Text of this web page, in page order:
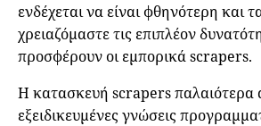
ενδέχεται να είναι φθηνότερη και
χρειαζόμαστε τις επιπλέον
προσφέρουν οι εμπορικά scrapers.
Η κατασκευή scrapers παλαιότερα
εξειδικευμένες γνώσεις